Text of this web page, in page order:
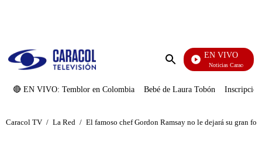
Enviar
EN VIVO
Noticias Caracol
🔴 EN VIVO: Temblor en Colombia Bebé de Laura Tobón
Caracol TV / La Red / El famoso chef Gordon Ramsay no le dejará su gran